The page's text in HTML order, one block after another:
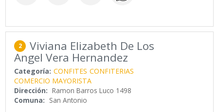
2 Viviana Elizabeth De Los
Angel Vera Hernandez
Categoría: CONFITES CONFITERIAS
COMERCIO MAYORISTA
Dirección: Ramon Barros Luco 1498
Comuna: San Antonio